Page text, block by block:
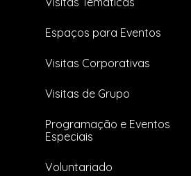
Espaços para Eventos
Visitas Corporativas
Visitas de Grupo
Programação e Eventos
Especiais
Voluntariado